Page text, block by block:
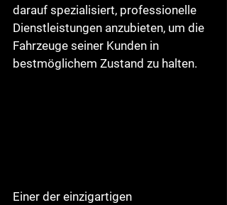
darauf spezialisiert, professionelle
Dienstleistungen anzubieten, um die
Fahrzeuge seiner Kunden in
bestmöglichem Zustand zu halten.
Einer der einzigartigen